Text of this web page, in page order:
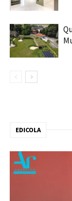
EDICOLA